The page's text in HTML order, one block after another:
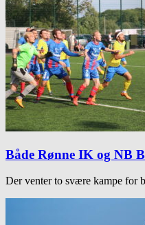
Både Rønne IK og NB
Der venter to svære kampe for